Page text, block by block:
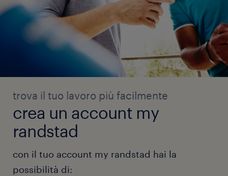
trova il tuo lavoro più facilmente
crea un account my
randstad
con il tuo account my randstad hai la
possibilità di: